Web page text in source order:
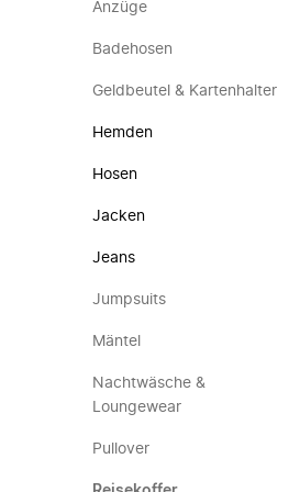
Anzüge
Badehosen
Geldbeutel & Kartenhalter
Hemden
Hosen
Jacken
Jeans
Jumpsuits
Mäntel
Nachtwäsche &
Loungewear
Pullover